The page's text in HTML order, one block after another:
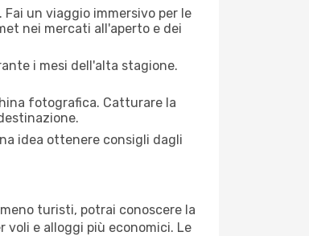
un viaggio immersivo per le
nei mercati all'aperto e dei
i mesi dell'alta stagione.
fotografica. Catturare la
idea ottenere consigli dagli
turisti, potrai conoscere la
e alloggi più economici. Le